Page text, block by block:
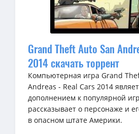
Grand Theft Auto San
2014 скачать торрент
Компьютерная игра Grand
Andreas - Real Cars 2014
дополнением к популярной
рассказывает о персонаже и
в опасном штате Америки.